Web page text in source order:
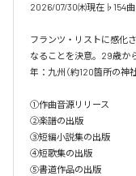
2026/07/30㈭現在♭154
フランツ・リストに感化
なることを決意。29歳か
年：九州（約120箇所の神
①作曲音源リリース
②楽譜の出版
③短編小説集の出版
④短歌集の出版
⑤書道作品の出版